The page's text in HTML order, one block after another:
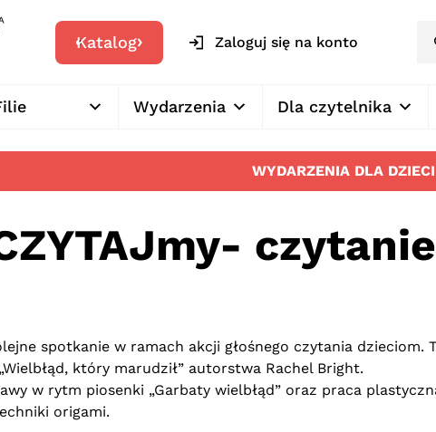
Katalog Zaloguj się na konto
Wydarzenia Dla czytelnika
WYDARZENIA DLA DZIECI
spotkanie w ramach akcji głośnego czytania dzieciom.
który marudził” autorstwa Rachel Bright.
w rytm piosenki „Garbaty wielbłąd” oraz praca
origami.